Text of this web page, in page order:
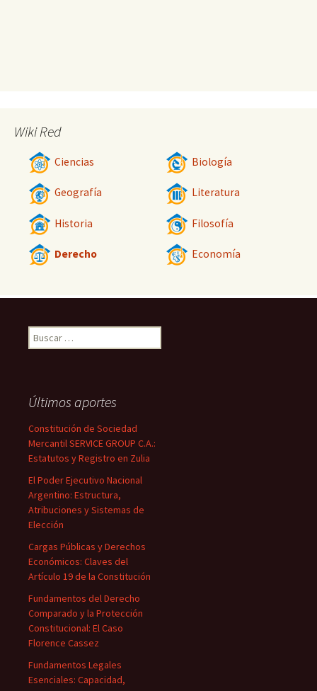
Wiki Red
Ciencias Biología
Geografía Literatura
Historia Filosofía
Derecho Economía
Buscar:
Últimos aportes
Constitución de Sociedad
Mercantil SERVICE GROUP C.A.:
Estatutos y Registro en Zulia
El Poder Ejecutivo Nacional
Argentino: Estructura,
Atribuciones y Sistemas de
Elección
Cargas Públicas y Derechos
Económicos: Claves del
Artículo 19 de la Constitución
Fundamentos del Derecho
Comparado y la Protección
Constitucional: El Caso
Florence Cassez
Fundamentos Legales
Esenciales: Capacidad,